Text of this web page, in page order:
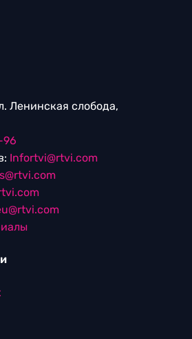
Ленинская слобода,
96
Infortvi@rtvi.com